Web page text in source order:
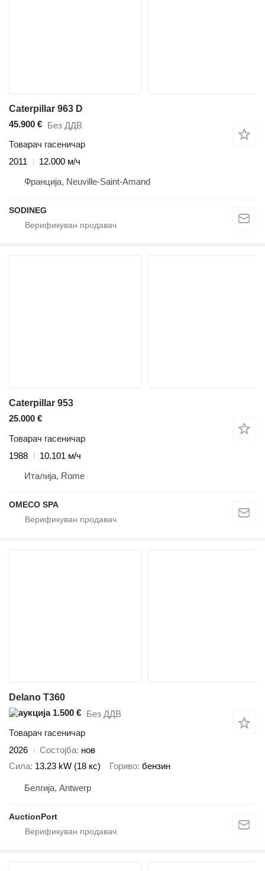
Caterpillar 963 D
45.900 € Без ДДВ
Товарач гасеничар
2011
12.000 м/ч
Франција, Neuville-Saint-Amand
SODINEG
Caterpillar 953
25.000 €
Товарач гасеничар
1988
10.101 м/ч
Италија, Rome
OMECO SPA
Delano T360
1.500 € Без ДДВ
Товарач гасеничар
2026
Состојба нов
Сила 13.23 kW (18 кс) Гориво бензин
Белгија, Antwerp
AuctionPort